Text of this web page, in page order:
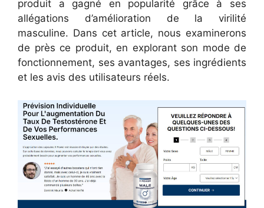
produit a gagné en popularité grâce à ses
allégations d’amélioration de la virilité
masculine. Dans cet article, nous examinerons
de près ce produit, en explorant son mode de
fonctionnement, ses avantages, ses ingrédients
et les avis des utilisateurs réels.